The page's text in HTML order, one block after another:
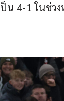
น 4-1 ในช่ว